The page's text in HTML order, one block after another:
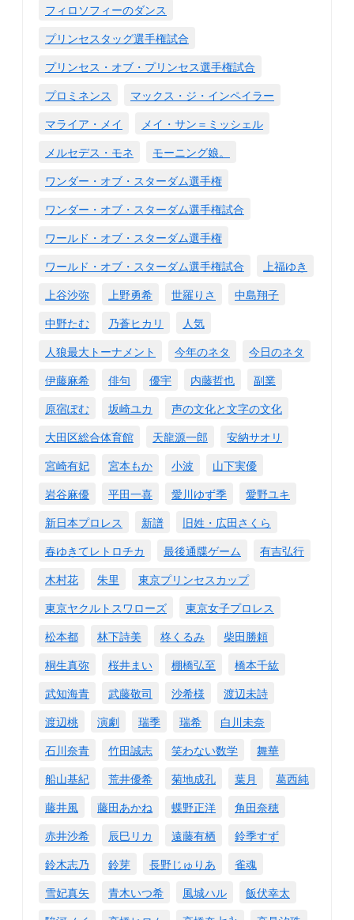
フィロソフィーのダンス
プリンセスタッグ選手権試合
プリンセス・オブ・プリンセス選手権試合
プロミネンス
マックス・ジ・インペイラー
マライア・メイ
メイ・サン＝ミッシェル
メルセデス・モネ
モーニング娘。
ワンダー・オブ・スターダム選手権
ワンダー・オブ・スターダム選手権試合
ワールド・オブ・スターダム選手権
ワールド・オブ・スターダム選手権試合
上福ゆき
上谷沙弥
上野勇希 世羅りさ
中島翔子
中野たむ
乃蒼ヒカリ
人気
人狼最大トーナメント
今年のネタ
今日のネタ
伊藤麻希
俳句 優宇 内藤哲也
副業
原宿ぽむ
坂崎ユカ
声の文化と文字の文化
大田区総合体育館
天龍源一郎
安納サオリ
宮崎有妃
宮本もか 小波
山下実優
岩谷麻優
平田一喜 愛川ゆず季
愛野ユキ
新日本プロレス
新譜
旧姓・広田さくら
春ゆきてレトロチカ
最後通牒ゲーム
有吉弘行
木村花
朱里
東京プリンセスカップ
東京ヤクルトスワローズ
東京女子プロレス
松本都
林下詩美 柊くるみ
柴田勝頼
桐生真弥
桜井まい 棚橋弘至
橋本千紘
武知海青
武藤敬司 沙希様
渡辺未詩
渡辺桃
演劇 瑞季 瑞希
白川未奈
石川奈青
竹田誠志 笑わない数学
舞華
船山基紀
荒井優希 菊地成孔 葉月
葛西純
藤井風
藤田あかね 蝶野正洋
角田奈穂
赤井沙希
辰巳リカ 遠藤有栖
鈴季すず
鈴木志乃
鈴芽 長野じゅりあ
雀魂
雪妃真矢
青木いつ希 風城ハル
飯伏幸太